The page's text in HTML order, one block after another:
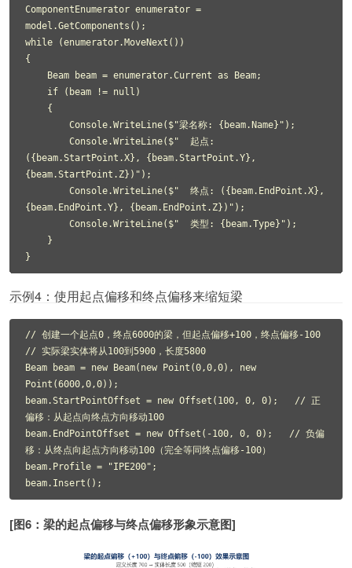
ComponentEnumerator enumerator =
model.GetComponents();
while (enumerator.MoveNext())
{
({beam.StartPoint.X}, {beam.StartPoint.Y},
{beam.StartPoint.Z})");
{beam.EndPoint.Y}, {beam.EndPoint.Z})");
}
示例4：使用起点偏移和终点偏移来缩短梁
// 创建一个起点0，终点6000的梁，但起点偏移+100，终点偏移-100
// 实际梁实体将从100到5900，长度5800
Beam beam = new Beam(new Point(0,0,0), new
Point(6000,0,0));
beam.StartPointOffset = new Offset(100, 0, 0);   // 正
偏移：从起点向终点方向移动100
beam.EndPointOffset = new Offset(-100, 0, 0);   // 负偏
移：从终点向起点方向移动100（完全等同终点偏移-100）
beam.Profile = "IPE200";
beam.Insert();
[图6：梁的起点偏移与终点偏移形象示意图]